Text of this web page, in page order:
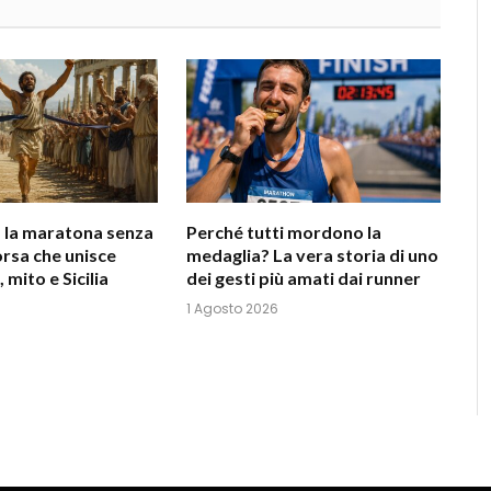
maratona senza
che unisce
mito e Sicilia
Perché tutti mordono la
medaglia? La vera storia di uno
dei gesti più amati dai runner
1 Agosto 2026